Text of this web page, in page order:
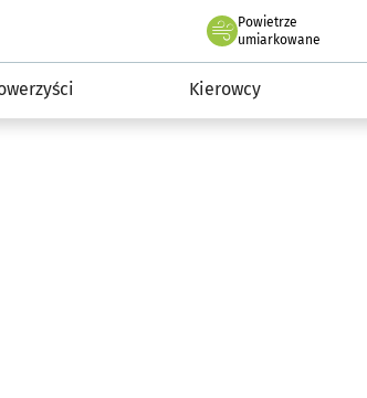
Powietrze
we Wrocławiu
umiarkowane
Kierowcy